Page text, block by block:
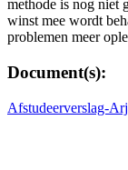
methode is nog niet
winst mee wordt
problemen meer
Document(s):
Afstudeerverslag-